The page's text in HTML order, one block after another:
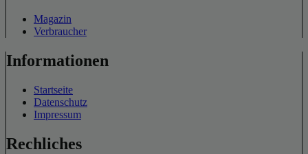
Magazin
Verbraucher
Informationen
Startseite
Datenschutz
Impressum
Rechliches